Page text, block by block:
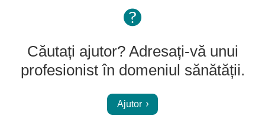
Căutați ajutor? Adresați-vă unui
profesionist în domeniul sănătății.
Ajutor